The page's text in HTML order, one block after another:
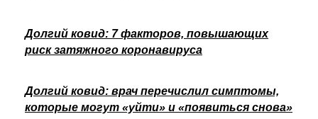
Долгий ковид: 7 факторов, повышающих
риск затяжного коронавируса
Долгий ковид: врач перечислил симптомы,
которые могут «уйти» и «появиться снова»